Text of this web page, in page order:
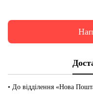
• До відділення «Нова